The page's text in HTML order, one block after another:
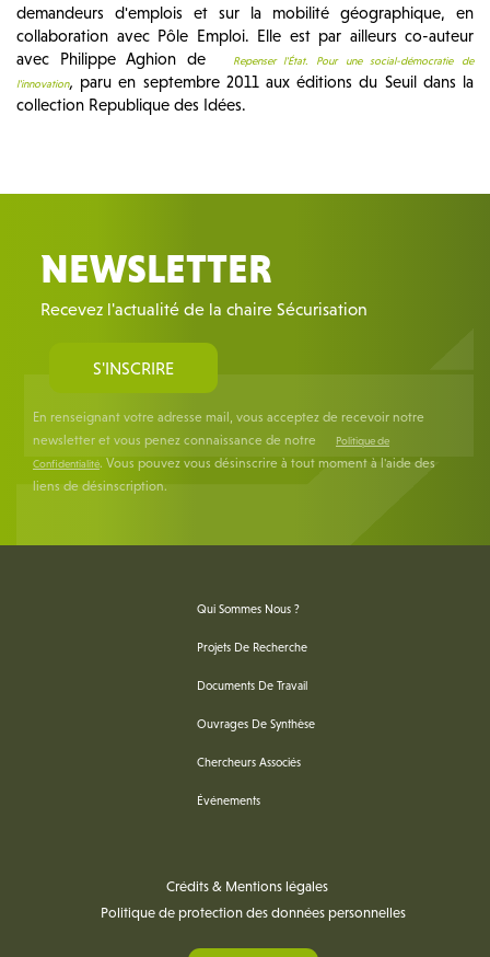
demandeurs d'emplois et sur la mobilité géographique, en
collaboration avec Pôle Emploi. Elle est par ailleurs co-auteur
avec Philippe Aghion de
Repenser l'État. Pour une social-démocratie de
l'innovation, paru en septembre 2011 aux éditions du Seuil dans la
collection Republique des Idées.
NEWSLETTER
Recevez l'actualité de la chaire Sécurisation
S'INSCRIRE
En renseignant votre adresse mail, vous acceptez de recevoir notre
newsletter et vous penez connaissance de notre
Politique de
Confidentialité. Vous pouvez vous désinscrire à tout moment à l'aide des
liens de désinscription.
Qui Sommes Nous ?
Projets De Recherche
Documents De Travail
Ouvrages De Synthèse
Chercheurs Associés
Événements
Crédits & Mentions légales
Politique de protection des données personnelles